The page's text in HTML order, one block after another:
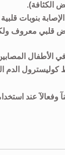
الكثافة).
الدم